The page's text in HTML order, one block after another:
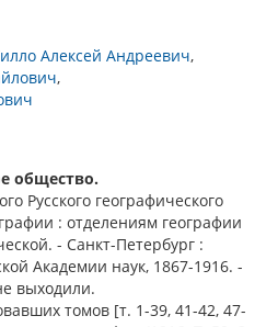
Алексей Андреевич
общество.
Русского географического
: отделениям географии
- Санкт-Петербург :
Академии наук, 1867-1916. -
выходили.
томов [т. 1-39, 41-42, 47-